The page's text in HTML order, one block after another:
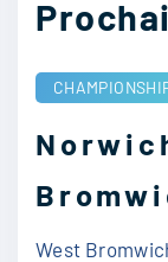
West